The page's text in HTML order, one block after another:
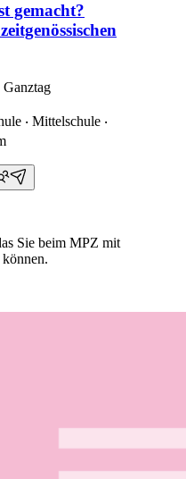
gemacht?
Ganztag
‧ Mittelschule ‧
Sie beim MPZ mit